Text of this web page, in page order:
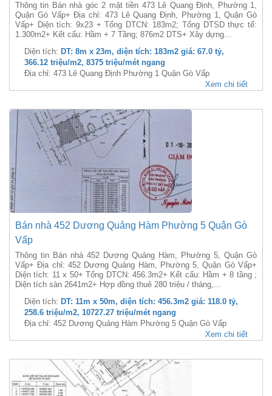
Thông tin Bán nhà góc 2 mặt tiền 473 Lê Quang Định, Phường 1,
Quận Gò Vấp+ Địa chỉ: 473 Lê Quang Định, Phường 1, Quận Gò
Vấp+ Diện tích: 9x23 + Tổng DTCN: 183m2; Tổng DTSD thực tế:
1.300m2+ Kết cấu: Hầm + 7 Tầng; 876m2 DTS+ Xây dựng...
Diện tích: DT: 8m x 23m, diện tích: 183m2 giá: 67.0 tỷ,
366.12 triệu/m2, 8375 triệu/mét ngang
Địa chỉ: 473 Lê Quang Định Phường 1 Quận Gò Vấp
Xem chi tiết
Bán nhà 452 Dương Quảng Hàm Phường 5 Quận Gò
Vấp
Thông tin Bán nhà 452 Dương Quảng Hàm, Phường 5, Quận Gò
Vấp+ Địa chỉ: 452 Dương Quảng Hàm, Phường 5, Quận Gò Vấp+
Diện tích: 11 x 50+ Tổng DTCN: 456.3m2+ Kết cấu: Hầm + 8 tầng ;
Diện tích sàn 2641m2+ Hợp đồng thuê 280 triệu / tháng,...
Diện tích: DT: 11m x 50m, diện tích: 456.3m2 giá: 118.0 tỷ,
258.6 triệu/m2, 10727.27 triệu/mét ngang
Địa chỉ: 452 Dương Quảng Hàm Phường 5 Quận Gò Vấp
Xem chi tiết